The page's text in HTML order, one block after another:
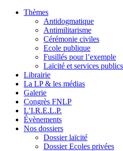
Thèmes
Antidogmatique
Antimilitarisme
Cérémonie civiles
Ecole publique
Fusillés pour l’exemple
Laïcité et services publics
Librairie
La LP & les médias
Galerie
Congrès FNLP
L’I.R.E.L.P.
Évènements
Nos dossiers
Dossier laïcité
Dossier Ecoles privées